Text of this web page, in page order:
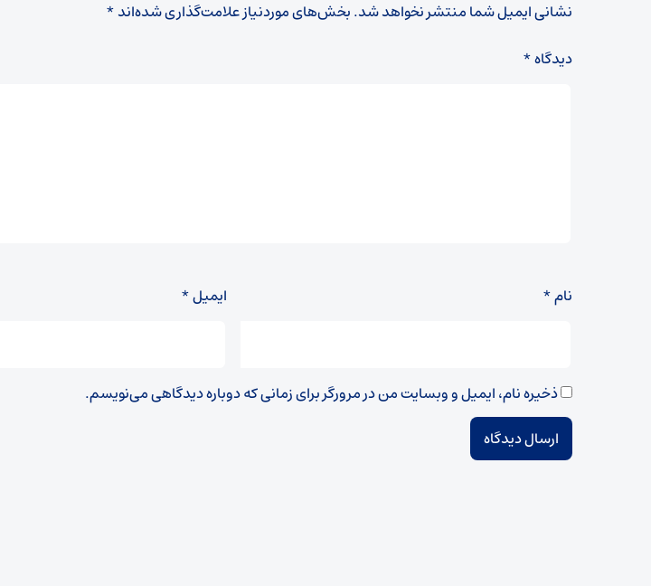
نشانی ایمیل شما منتشر نخواهد شد.بخش‌های موردنیاز علامت‌گذاری شده‌اند*
دیدگاه*
نام* ایمیل*
ذخیره نام، ایمیل و وبسایت من در مرورگر برای زمانی که دوباره دیدگاهی می‌نویسم.